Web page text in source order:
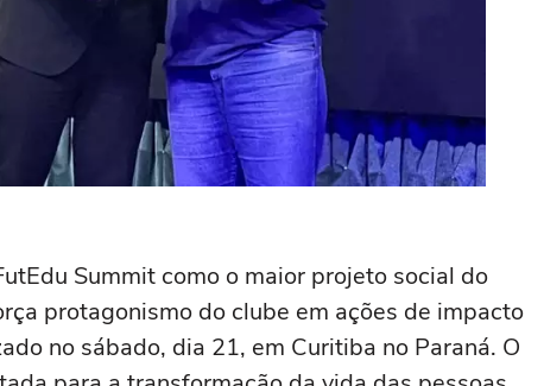
Summit como o maior projeto social do
protagonismo do clube em ações de impacto
no sábado, dia 21, em Curitiba no Paraná. O